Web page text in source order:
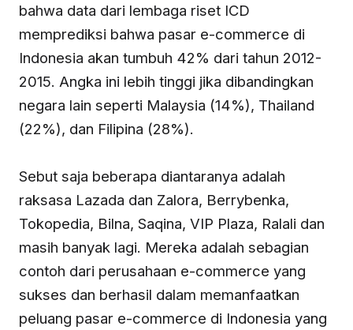
bahwa data dari lembaga riset ICD
memprediksi bahwa pasar e-commerce di
Indonesia akan tumbuh 42% dari tahun 2012-
2015. Angka ini lebih tinggi jika dibandingkan
negara lain seperti Malaysia (14%), Thailand
(22%), dan Filipina (28%).
Sebut saja beberapa diantaranya adalah
raksasa Lazada dan Zalora, Berrybenka,
Tokopedia, Bilna, Saqina, VIP Plaza, Ralali dan
masih banyak lagi. Mereka adalah sebagian
contoh dari perusahaan e-commerce yang
sukses dan berhasil dalam memanfaatkan
peluang pasar e-commerce di Indonesia yang